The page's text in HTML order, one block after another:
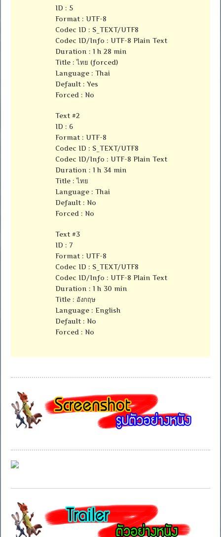
ID : 5
Format : UTF-8
Codec ID : S_TEXT/UTF8
Codec ID/Info : UTF-8 Plain Text
Duration : 1 h 28 min
Title : ไทย (forced)
Language : Thai
Default : Yes
Forced : No
Text #2
ID : 6
Format : UTF-8
Codec ID : S_TEXT/UTF8
Codec ID/Info : UTF-8 Plain Text
Duration : 1 h 34 min
Title : ไทย
Language : Thai
Default : No
Forced : No
Text #3
ID : 7
Format : UTF-8
Codec ID : S_TEXT/UTF8
Codec ID/Info : UTF-8 Plain Text
Duration : 1 h 30 min
Title : อังกฤษ
Language : English
Default : No
Forced : No